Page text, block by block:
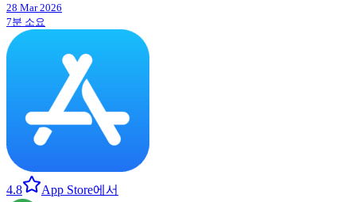
28 Mar 2026
7분 소요
4.8 App Store에서